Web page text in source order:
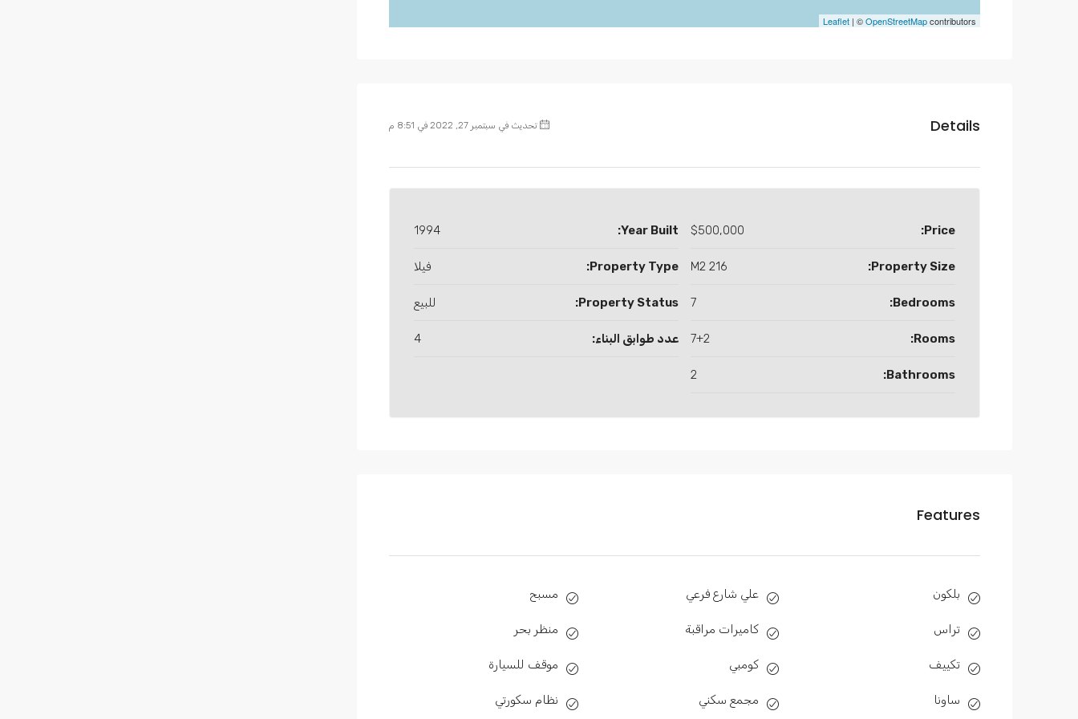
Leaflet | ©OpenStreetMapcontributors
Details تحديث في سبتمبر 27, 2022 في 8:51 م
Price:
$500,000
Property Size:
216 M2
Bedrooms:
7
Rooms:
7+2
Bathrooms:
2
Year Built:
1994
Property Type: فيلا
Property Status: للبيع
عدد طوابق البناء: 4
Features
بلكون
تراس
تكييف
ساونا
علي شارع فرعي
كاميرات مراقبة
كومبي
مجمع سكني
مسبح
منظر بحر
موقف للسیارة
نظام سكورتي